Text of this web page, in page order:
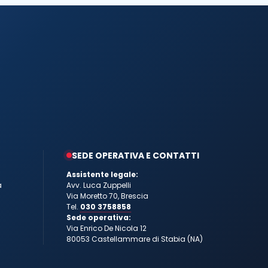
SEDE OPERATIVA E CONTATTI
Assistente legale:
Avv. Luca Zuppelli
Via Moretto 70, Brescia
Tel. 030 3758858
Sede operativa:
Via Enrico De Nicola 12
80053 Castellammare di Stabia (NA)